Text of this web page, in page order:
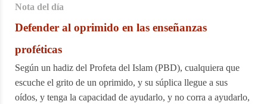
Nota del día
Defender al oprimido en las enseñanzas
proféticas
Según un hadiz del Profeta del Islam (PBD), cualquiera que
escuche el grito de un oprimido, y su súplica llegue a sus
oídos, y tenga la capacidad de ayudarlo, y no corra a ayudarlo,